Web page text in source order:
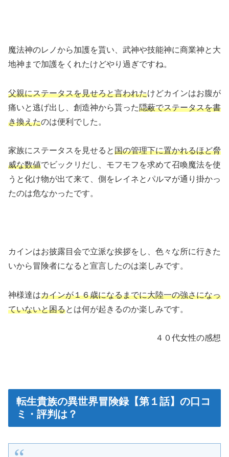
魔法神のレノから加護を貰い、武神や技能神に商業神と大
地神まで加護をくれたけどやり過ぎですね。
父親にステータスを見せろと言われたけどカインはお腹が
痛いと逃げ出し、創造神から貰った隠蔽でステータスを書
き換えたのは便利でした。
家族にステータスを見せると国の管理下に置かれるほど脅
威な数値でビックリだし、モフモフを求めて召喚魔法を使
うと化け物が出て来て、側をレイネとパルマが通り掛かっ
たのは危なかったです。
カインはお披露目会で立派な挨拶をし、色々な所に行きた
いから冒険者になると宣言したのは楽しみです。
神様達はカインが１６歳になるまでに大陸一の強さになっ
ていないと困るとは何が起きるのか楽しみです。
４０代女性の感想
転生貴族の異世界冒険録【第１話】の口コ
ミ・評判は？